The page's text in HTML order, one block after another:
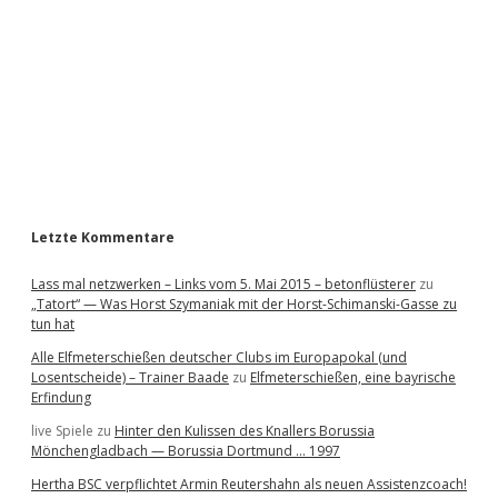
Letzte Kommentare
Lass mal netzwerken – Links vom 5. Mai 2015 – betonflüsterer zu
„Tatort“ — Was Horst Szymaniak mit der Horst-Schimanski-Gasse zu
tun hat
Alle Elfmeterschießen deutscher Clubs im Europapokal (und
Losentscheide) – Trainer Baade zu Elfmeterschießen, eine bayrische
Erfindung
live Spiele zu Hinter den Kulissen des Knallers Borussia
Mönchengladbach — Borussia Dortmund … 1997
Hertha BSC verpflichtet Armin Reutershahn als neuen Assistenzcoach!